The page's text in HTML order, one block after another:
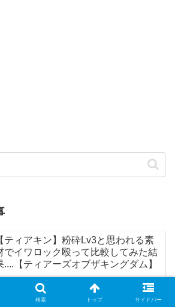
【ティアキン】粉砕Lv3と思われる素
でイワロック殴って比較してみた結
....【ティアーズオブザキングダム】
【ティアキン】瘴気の手(瘴気魔)が強
検索 トップ サイドバー